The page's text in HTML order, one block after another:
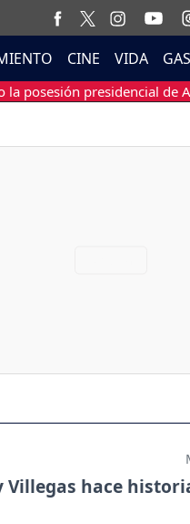
CINE VIDA
la posesión presidencial de
Villegas hace